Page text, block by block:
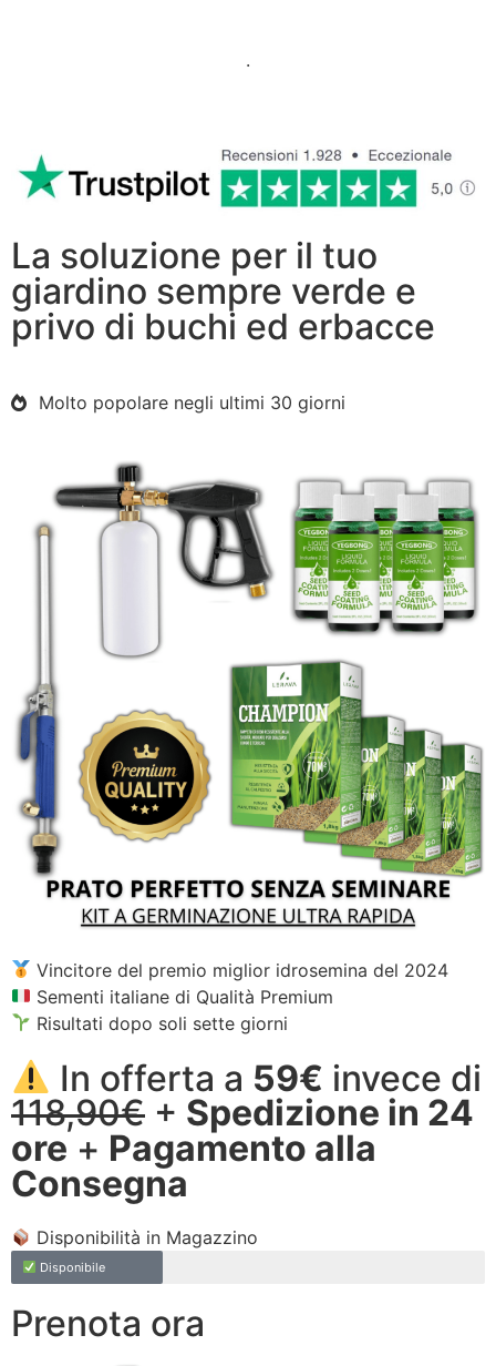
.
La soluzione per il tuo
giardino sempre verde e
privo di buchi ed erbacce
Molto popolare negli ultimi 30 giorni
Vincitore del premio miglior idrosemina del 2024
Sementi italiane di Qualità Premium
Risultati dopo soli sette giorni
In offerta a 59€ invece di
118,90€ + Spedizione in 24
ore + Pagamento alla
Consegna
Disponibilità in Magazzino
Disponibile
Prenota ora